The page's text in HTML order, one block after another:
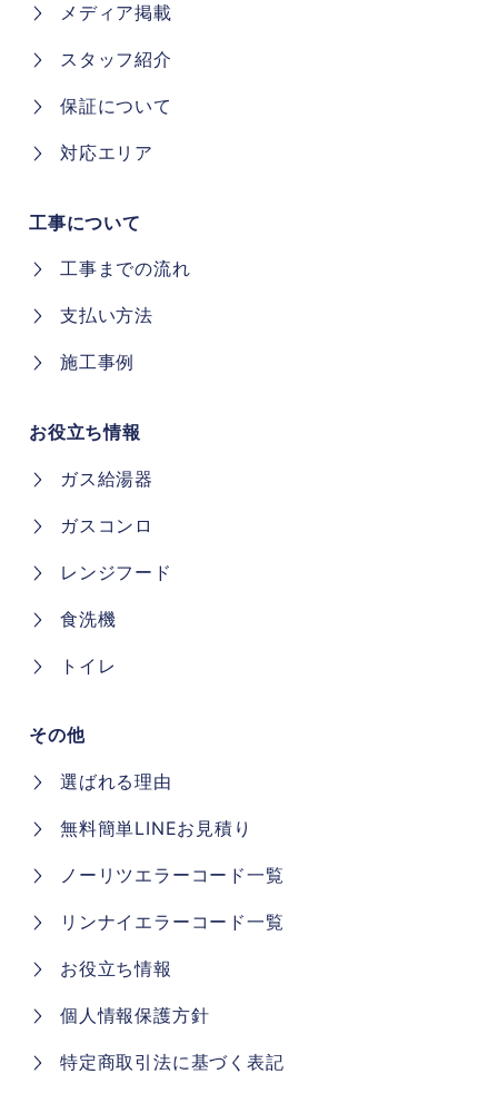
対応エリア
メディア掲載
スタッフ紹介
保証について
お役立ち情報
トイレ
食洗機
レンジフード
ガスコンロ
ガス給湯器
工事までの流れ
施工事例
支払い方法
工事について
個人情報保護方針
お役立ち情報
リンナイエラーコード一覧
ノーリツエラーコード一覧
無料簡単LINEお見積り
選ばれる理由
その他
特定商取引法に基づく表記